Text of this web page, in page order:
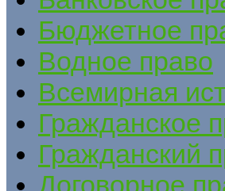
Бюджетное
Водное право
Всемирная
Гражданское
Гражданский
Договорное